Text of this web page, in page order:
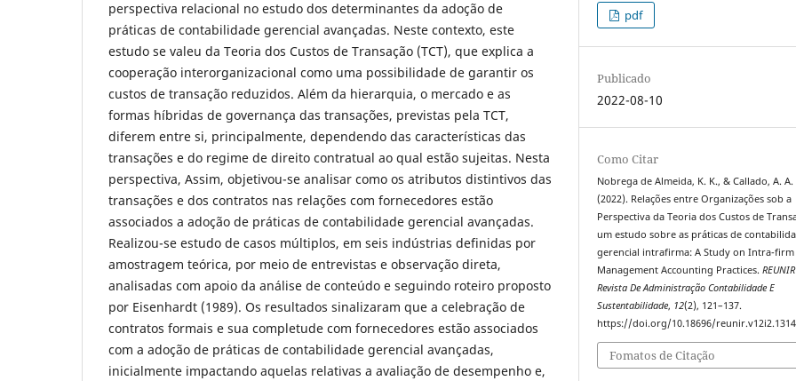
perspectiva relacional no estudo dos determinantes da adoção de
práticas de contabilidade gerencial avançadas. Neste contexto, este
estudo se valeu da Teoria dos Custos de Transação (TCT), que explica a
cooperação interorganizacional como uma possibilidade de garantir os
custos de transação reduzidos. Além da hierarquia, o mercado e as
formas híbridas de governança das transações, previstas pela TCT,
diferem entre si, principalmente, dependendo das características das
transações e do regime de direito contratual ao qual estão sujeitas. Nesta
perspectiva, Assim, objetivou-se analisar como os atributos distintivos das
transações e dos contratos nas relações com fornecedores estão
associados a adoção de práticas de contabilidade gerencial avançadas.
Realizou-se estudo de casos múltiplos, em seis indústrias definidas por
amostragem teórica, por meio de entrevistas e observação direta,
analisadas com apoio da análise de conteúdo e seguindo roteiro proposto
por Eisenhardt (1989). Os resultados sinalizaram que a celebração de
contratos formais e sua completude com fornecedores estão associados
com a adoção de práticas de contabilidade gerencial avançadas,
inicialmente impactando aquelas relativas a avaliação de desempenho e,
pdf
Publicado
2022-08-10
Como Citar
Nobrega de Almeida, K. K., & Callado, A. A.
(2022). Relações entre Organizações sob a
Perspectiva da Teoria dos Custos de
um estudo sobre as práticas de
gerencial intrafirma: A Study on Intra-firm
Management Accounting Practices.REUNIR
Revista De Administração Contabilidade E
Sustentabilidade, 12(2), 121–137.
https://doi.org/10.18696/reunir.v12i2.1314
Fomatos de Citação